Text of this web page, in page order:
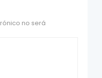
no será